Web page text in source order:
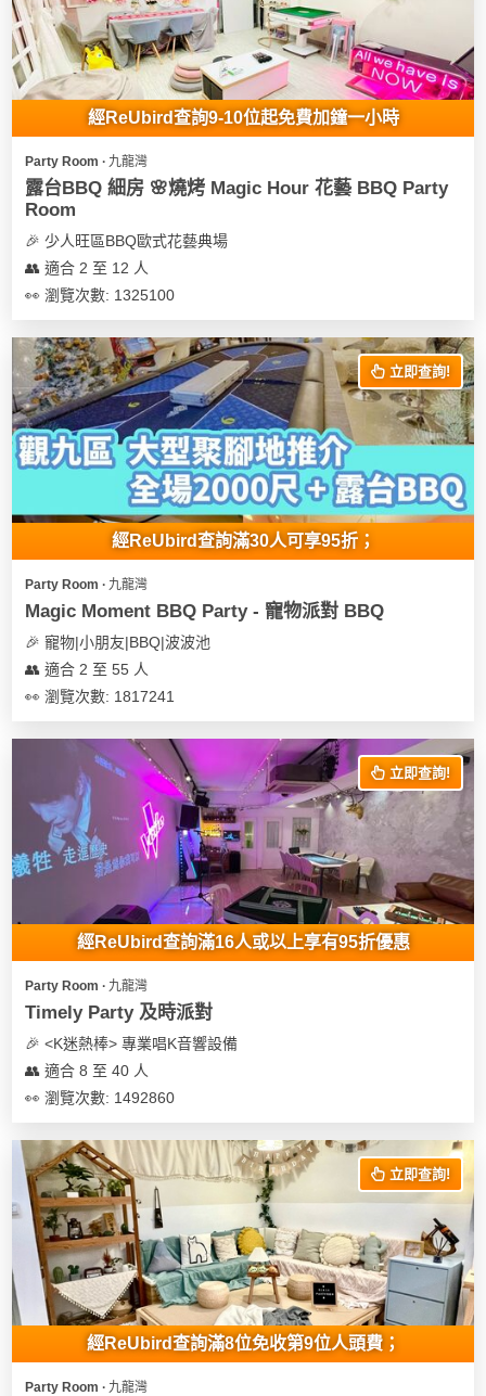
食
即
煮
列
聚
會
及
廳
BBQ
場
地
玩
樂
體
驗
工
外
遊
艇
出
租
活
動
願
清
單
經ReUbird查詢9-10位起免費加鐘一小時
Party Room ∙ 九龍灣
露台BBQ 細房 🌸燒烤 Magic Hour 花藝 BBQ Party
Room
🎉 少人旺區BBQ歐式花藝典場
👥 適合 2 至 12 人
👀 瀏覽次數: 1325100
立即查詢!
經ReUbird查詢滿30人可享95折；
Party Room ∙ 九龍灣
Magic Moment BBQ Party - 寵物派對 BBQ
🎉 寵物|小朋友|BBQ|波波池
👥 適合 2 至 55 人
👀 瀏覽次數: 1817241
立即查詢!
經ReUbird查詢滿16人或以上享有95折優惠
Party Room ∙ 九龍灣
Timely Party 及時派對
🎉 <K迷熱棒> 專業唱K音響設備
👥 適合 8 至 40 人
👀 瀏覽次數: 1492860
立即查詢!
經ReUbird查詢滿8位免收第9位人頭費；
Party Room ∙ 九龍灣